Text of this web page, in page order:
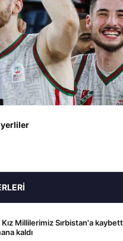
Millilerimiz Sırbistan'a
kaldı